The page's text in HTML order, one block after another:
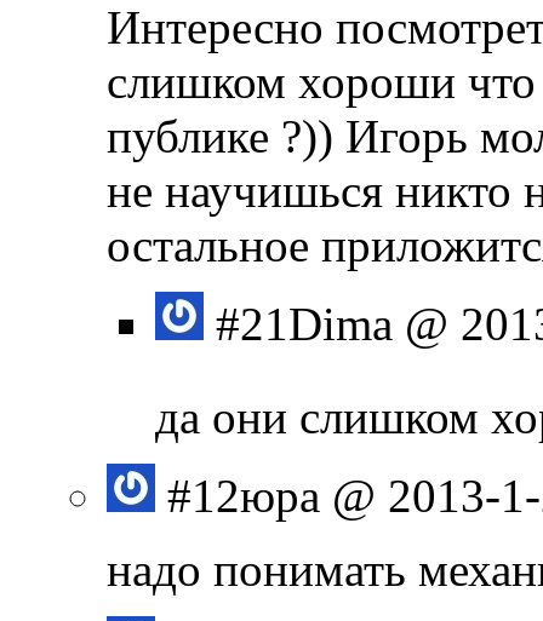
Интересно
слишком хороши
публике ?)) Игорь
не научишься никто
остальное
#21Dima @
да они слишком
#12юра @ 2013-
надо понимать